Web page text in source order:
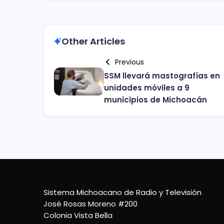
Other Articles
Previous
SSM llevará mastografías en
unidades móviles a 9
municipios de Michoacán
Sistema Michoacano de Radio y Televisión
José Rosas Moreno #200
Colonia Vista Bella